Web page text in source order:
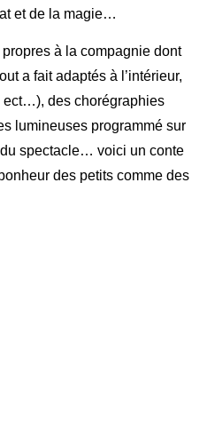
et de la magie…
à la compagnie dont
a fait adaptés à l’intérieur,
ect…), des chorégraphies
lumineuses programmé sur
spectacle… voici un conte
des petits comme des